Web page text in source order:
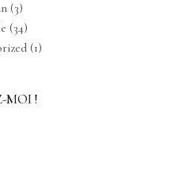
(3)
(34)
(1)
MOI !